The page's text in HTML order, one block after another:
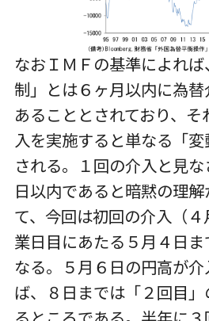
なおＩＭＦの基準によれ
制」とは６ヶ月以内に為
あることとされており、そ
入を実施すると単なる「
される。１回の介入と見
日以内であると暗黙の理
て、今回は初回の介入（
業日目にあたる５月４日
なる。５月６日の円高が
ば、８日までは「２回目